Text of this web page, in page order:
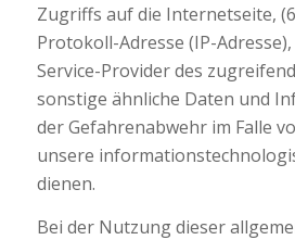
Zugriffs auf die Internetseite,
Protokoll-Adresse (IP-
Service-Provider des
sonstige ähnliche Daten und
der Gefahrenabwehr im Falle
unsere
dienen.
Bei der Nutzung dieser